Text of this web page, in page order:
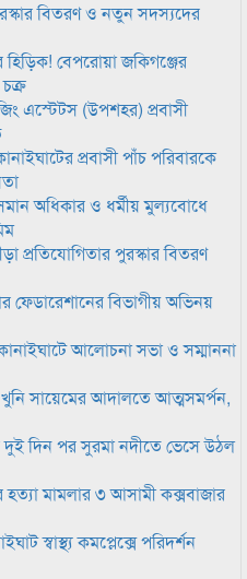
বিতরণ ও নতুন সদস্যদের
বেপরোয়া জকিগঞ্জের
এস্টেটস (উপশহর) প্রবাসী
প্রবাসী পাঁচ পরিবারকে
অধিকার ও ধর্মীয় মুল্যবোধে
প্রতিযোগিতার পুরস্কার বিতরণ
ফেডারেশানের বিভাগীয় অভিনয়
আলোচনা সভা ও সম্মাননা
সায়েমের আদালতে আত্মসমর্পন,
দুই দিন পর সুরমা নদীতে ভেসে উঠল
হত্যা মামলার ৩ আসামী কক্সবাজার
স্বাস্থ্য কমপ্লেক্সে পরিদর্শন